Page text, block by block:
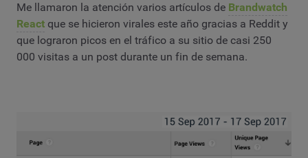
Me llamaron la atención varios artículos de Brandwatch
React que se hicieron virales este año gracias a Reddit y
que lograron picos en el tráfico a su sitio de casi 250
000 visitas a un post durante un fin de semana.